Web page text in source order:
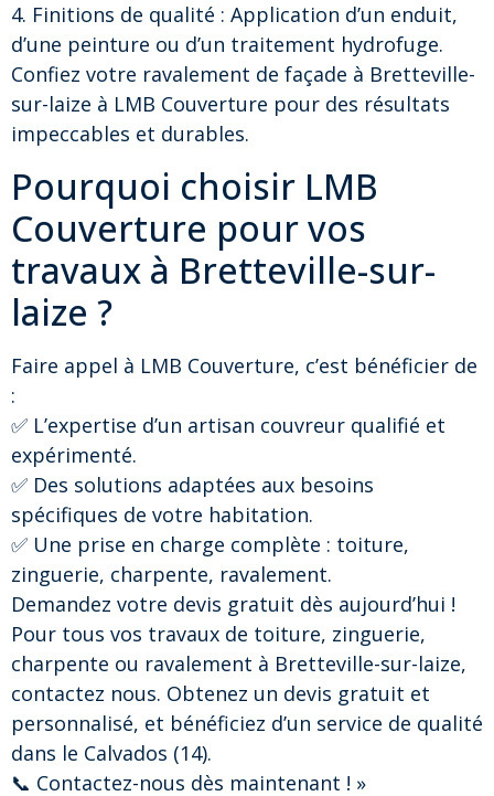
4. Finitions de qualité : Application d’un enduit,
d’une peinture ou d’un traitement hydrofuge.
Confiez votre ravalement de façade à Bretteville-
sur-laize à LMB Couverture pour des résultats
impeccables et durables.
Pourquoi choisir LMB
Couverture pour vos
travaux à Bretteville-sur-
laize ?
Faire appel à LMB Couverture, c’est bénéficier de
:
✅ L’expertise d’un artisan couvreur qualifié et
expérimenté.
✅ Des solutions adaptées aux besoins
spécifiques de votre habitation.
✅ Une prise en charge complète : toiture,
zinguerie, charpente, ravalement.
Demandez votre devis gratuit dès aujourd’hui !
Pour tous vos travaux de toiture, zinguerie,
charpente ou ravalement à Bretteville-sur-laize,
contactez nous. Obtenez un devis gratuit et
personnalisé, et bénéficiez d’un service de qualité
dans le Calvados (14).
📞 Contactez-nous dès maintenant ! »